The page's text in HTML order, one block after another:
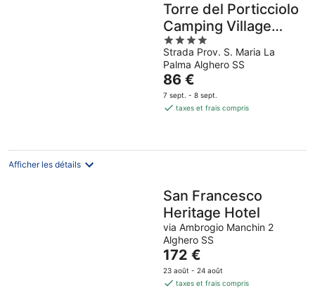
Torre del Porticciolo
Camping Village
Glamping
4
out
of
5
Strada Prov. S. Maria La
Palma Alghero SS
Le
prix
est
par
86 €
7 sept. - 8 sept.
taxes et frais compris
Afficher les détails
San Francesco
Heritage Hotel
via Ambrogio Manchin 2
Alghero SS
Le
prix
est
172 €
23 août - 24 août
taxes et frais compris